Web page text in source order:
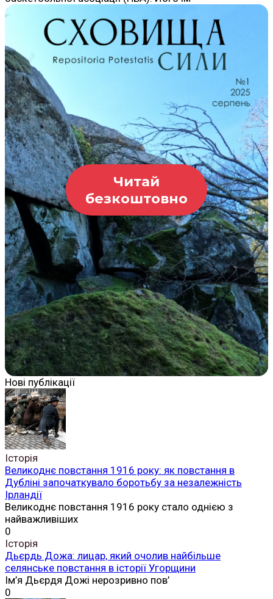
Читай
безкоштовно
Нові публікації
Історія
Великоднє повстання 1916 року: як повстання в
Дубліні започаткувало боротьбу за незалежність
Ірландії
Великоднє повстання 1916 року стало однією з
найважливіших
0
Історія
Дьєрдь Дожа: лицар, який очолив найбільше
селянське повстання в історії Угорщини
Ім’я Дьєрдя Дожі нерозривно пов’
0